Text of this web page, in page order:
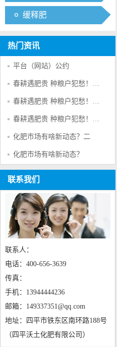
缓释肥
热门资讯
平台（网站）公约
春耕遇肥贵 种粮户犯愁！＂肥荒＂背后的原因是啥?三
春耕遇肥贵 种粮户犯愁！＂肥荒＂背后的原因是啥?二
春耕遇肥贵 种粮户犯愁！＂肥荒＂背后的原因是啥?
化肥市场有啥新动态？二
化肥市场有啥新动态？
联系我们
联系人：
电话：400-656-3639
传真：
手机：13944444236
邮箱：149337351@qq.com
地址：四平市铁东区南环路188号
（四平沃土化肥有限公司）